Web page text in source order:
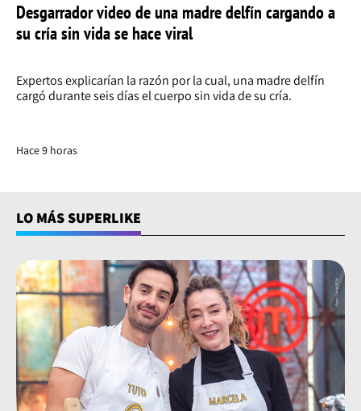
Desgarrador video de una madre delfín cargando a
su cría sin vida se hace viral
Expertos explicarían la razón por la cual, una madre delfín
cargó durante seis días el cuerpo sin vida de su cría.
Hace 9 horas
LO MÁS SUPERLIKE